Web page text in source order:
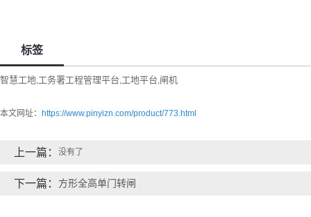
标签
智慧工地,工务署工程管理平台,工地平台,闸机
本文网址： https://www.pinyizn.com/product/773.html
上一篇： 没有了
下一篇： 方形全高单门转闸